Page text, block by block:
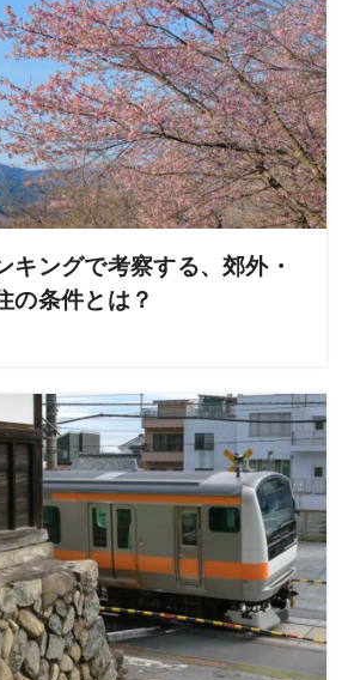
キングで考察する、郊外・
の条件とは？